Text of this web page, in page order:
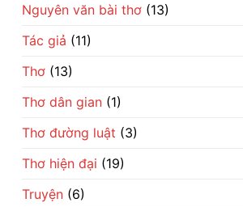
Nguyên văn bài thơ (13)
Tác giả (11)
Thơ (13)
Thơ dân gian (1)
Thơ đường luật (3)
Thơ hiện đại (19)
Truyện (6)